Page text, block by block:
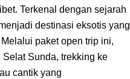
Terkenal dengan sejarah
destinasi eksotis yang
paket open trip ini,
Sunda, trekking ke
cantik yang